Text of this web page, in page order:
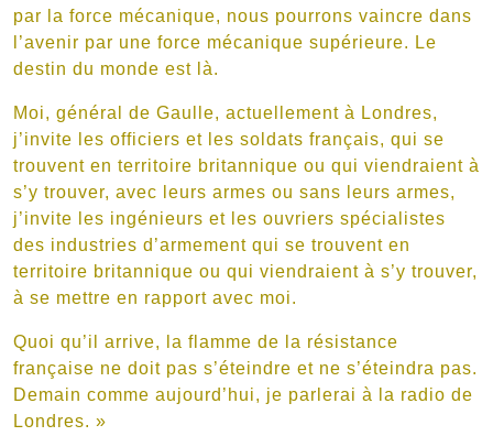
par la force mécanique, nous pourrons vaincre dans
l’avenir par une force mécanique supérieure. Le
destin du monde est là.
Moi, général de Gaulle, actuellement à Londres,
j’invite les officiers et les soldats français, qui se
trouvent en territoire britannique ou qui viendraient à
s’y trouver, avec leurs armes ou sans leurs armes,
j’invite les ingénieurs et les ouvriers spécialistes
des industries d’armement qui se trouvent en
territoire britannique ou qui viendraient à s’y trouver,
à se mettre en rapport avec moi.
Quoi qu’il arrive, la flamme de la résistance
française ne doit pas s’éteindre et ne s’éteindra pas.
Demain comme aujourd’hui, je parlerai à la radio de
Londres. »